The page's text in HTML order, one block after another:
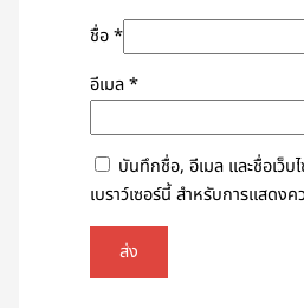
ชื่อ*
อีเมล*
บันทึกชื่อ, อีเมล และชื่อเว็
เบราว์เซอร์นี้ สำหรับการแสดง